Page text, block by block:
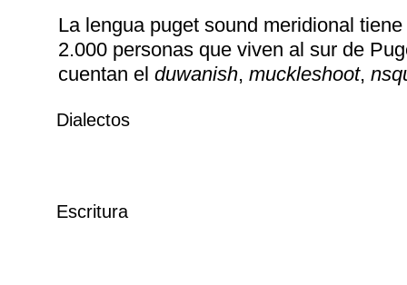
La lengua puget sound meridional
2.000 personas que viven al sur de
cuentan el duwanish, muckleshoot,
Dialectos
Escritura